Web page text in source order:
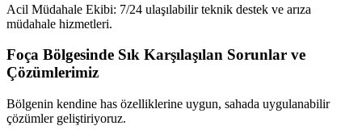
Acil Müdahale Ekibi: 7/24 ulaşılabilir teknik destek ve arıza
müdahale hizmetleri.
Foça Bölgesinde Sık Karşılaşılan Sorunlar ve
Çözümlerimiz
Bölgenin kendine has özelliklerine uygun, sahada uygulanabilir
çözümler geliştiriyoruz.